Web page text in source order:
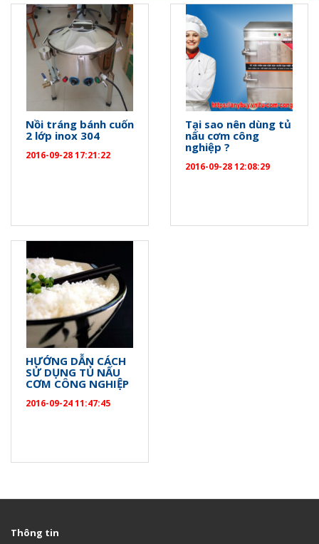
Nồi tráng bánh cuốn
2 lớp inox 304
2016-09-28 17:21:22
Tại sao nên dùng tủ
nấu cơm công
nghiệp ?
2016-09-28 12:08:29
HƯỚNG DẪN CÁCH
SỬ DỤNG TỦ NẤU
CƠM CÔNG NGHIỆP
2016-09-24 11:47:45
Thông tin